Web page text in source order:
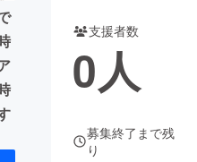
チャレンジ
CAMPFIRE Creation
machi-ya コミュニティ
支援者数
0人
募集終了まで残
り